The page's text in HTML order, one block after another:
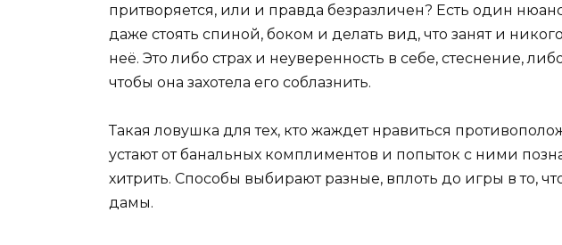
притворяется, или и правда безразличен? Есть один
даже стоять спиной, боком и делать вид, что занят и
неё. Это либо страх и неуверенность в себе, стеснение,
чтобы она захотела его соблазнить.
Такая ловушка для тех, кто жаждет нравиться
устают от банальных комплиментов и попыток с ними
хитрить. Способы выбирают разные, вплоть до игры в то,
дамы.